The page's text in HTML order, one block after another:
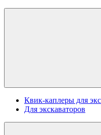
Квик-каплеры для
Для экскаваторов